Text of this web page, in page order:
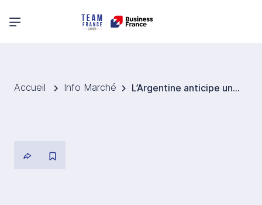
Menu principal
Accueil Info Marché L’Argentine anticipe une récolte de maïs record